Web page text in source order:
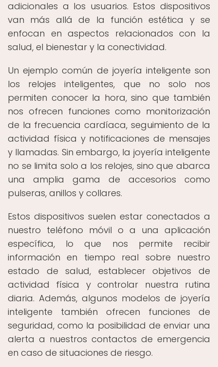
adicionales a los usuarios. Estos dispositivos
van más allá de la función estética y se
enfocan en aspectos relacionados con la
salud, el bienestar y la conectividad.
Un ejemplo común de joyería inteligente son
los relojes inteligentes, que no solo nos
permiten conocer la hora, sino que también
nos ofrecen funciones como monitorización
de la frecuencia cardíaca, seguimiento de la
actividad física y notificaciones de mensajes
y llamadas. Sin embargo, la joyería inteligente
no se limita solo a los relojes, sino que abarca
una amplia gama de accesorios como
pulseras, anillos y collares.
Estos dispositivos suelen estar conectados a
nuestro teléfono móvil o a una aplicación
específica, lo que nos permite recibir
información en tiempo real sobre nuestro
estado de salud, establecer objetivos de
actividad física y controlar nuestra rutina
diaria. Además, algunos modelos de joyería
inteligente también ofrecen funciones de
seguridad, como la posibilidad de enviar una
alerta a nuestros contactos de emergencia
en caso de situaciones de riesgo.